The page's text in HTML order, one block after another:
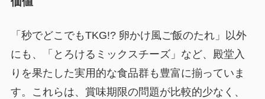
「秒でどこでもTKG!? 卵かけ風ご飯のたれ」以外
にも、「とろけるミックスチーズ」など、殿堂入
りを果たした実用的な食品群も豊富に揃っていま
す。これらは、賞味期限の問題が比較的少なく、